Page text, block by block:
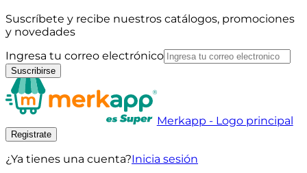
Suscríbete y recibe nuestros catálogos, promociones
y novedades
Ingresa tu correo electrónico
Suscribirse
Merkapp - Logo principal
Registrate
¿Ya tienes una cuenta?Inicia sesión